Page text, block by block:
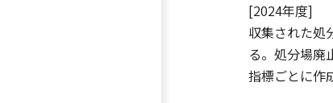
[2024年度]
収集された処
る。処分場廃
指標ごとに作